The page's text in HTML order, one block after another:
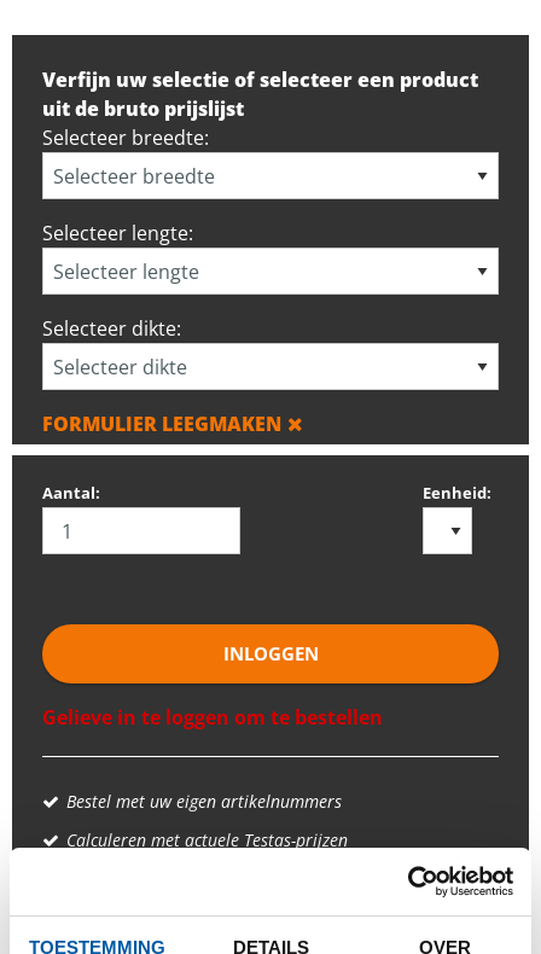
TOESTEMMING DETAILS OVER
Verfijn uw selectie of selecteer een product
uit de bruto prijslijst
Selecteer breedte:
Selecteer lengte:
Selecteer dikte:
FORMULIER LEEGMAKEN
Aantal: Eenheid:
INLOGGEN
Gelieve in te loggen om te bestellen
Bestel met uw eigen artikelnummers
Calculeren met actuele Testas-prijzen